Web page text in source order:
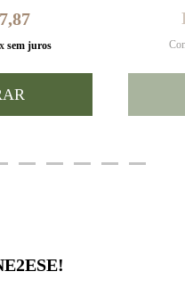
sem juros